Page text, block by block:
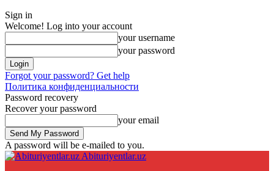
Sign in
Welcome! Log into your account
your username
your password
Forgot your password? Get help
Политика конфиденциальности
Password recovery
Recover your password
your email
A password will be e-mailed to you.
Abituriyentlar.uz